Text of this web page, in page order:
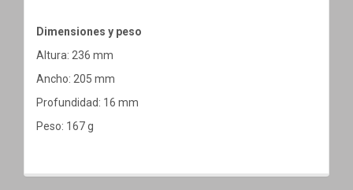
Dimensiones y peso
Altura: 236 mm
Ancho: 205 mm
Profundidad: 16 mm
Peso: 167 g